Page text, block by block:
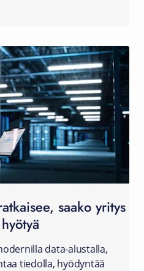
saako yritys
data-alustalla,
tiedolla, hyödyntää